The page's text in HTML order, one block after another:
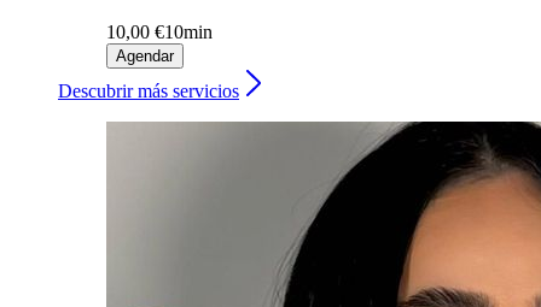
10,00 €10min
Agendar
Descubrir más servicios